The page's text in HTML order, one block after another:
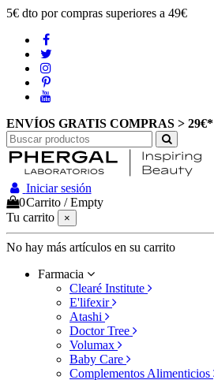
5€ dto por compras superiores a 49€
ENVÍOS GRATIS COMPRAS > 29€*
Iniciar sesión
0Carrito /Empty
Tu carrito
×
No hay más artículos en su carrito
Farmacia
Clearé Institute
E'lifexir
Atashi
Doctor Tree
Volumax
Baby Care
Complementos Alimenticios